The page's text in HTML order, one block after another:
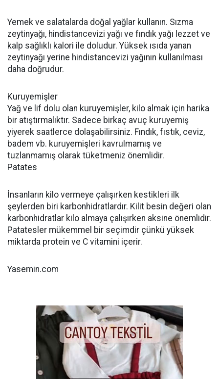
Yemek ve salatalarda doğal yağlar kullanın. Sızma
zeytinyağı, hindistancevizi yağı ve fındık yağı lezzet ve
kalp sağlıklı kalori ile doludur. Yüksek ısıda yanan
zeytinyağı yerine hindistancevizi yağının kullanılması
daha doğrudur.
Kuruyemişler
Yağ ve lif dolu olan kuruyemişler, kilo almak için harika
bir atıştırmalıktır. Sadece birkaç avuç kuruyemiş
yiyerek saatlerce dolaşabilirsiniz. Fındık, fıstık, ceviz,
badem vb. kuruyemişleri kavrulmamış ve
tuzlanmamış olarak tüketmeniz önemlidir.
Patates
İnsanların kilo vermeye çalışırken kestikleri ilk
şeylerden biri karbonhidratlardır. Kilit besin değeri olan
karbonhidratlar kilo almaya çalışırken aksine önemlidir.
Patatesler mükemmel bir seçimdir çünkü yüksek
miktarda protein ve C vitamini içerir.
Yasemin.com